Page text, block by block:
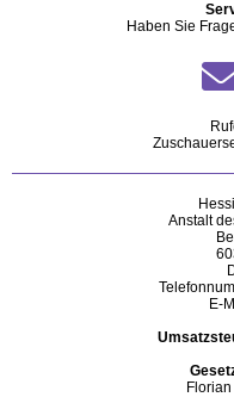
Haben Sie
Anstalt
E-